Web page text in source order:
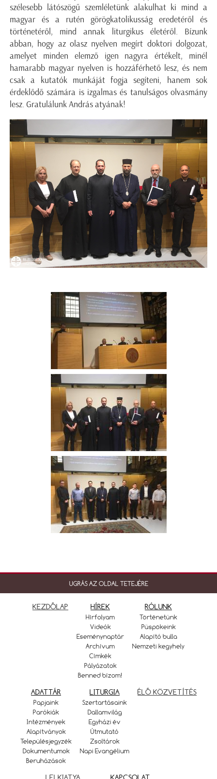
szélesebb látószögű szemléletünk alakulhat ki mind a
magyar és a rutén görögkatolikusság eredetéről és
történetéről, mind annak liturgikus életéről. Bízunk
abban, hogy az olasz nyelven megírt doktori dolgozat,
amelyet minden elemző igen nagyra értékelt, minél
hamarabb magyar nyelven is hozzáférhető lesz, és nem
csak a kutatók munkáját fogja segíteni, hanem sok
érdeklődő számára is izgalmas és tanulságos olvasmány
lesz. Gratulálunk András atyának!
UGRÁS AZ OLDAL TETEJÉRE
KEZDŐLAP HÍREK
Hírfolyam
Videók
Eseménynaptár
Archívum
Címkék
Pályázatok
Benned bízom!
RÓLUNK
Történetünk
Püspökeink
Alapító bulla
Nemzeti kegyhely
ADATTÁR
Papjaink
Parókiák
Intézmények
Alapítványok
Településjegyzék
Dokumentumok
Beruházások
LITURGIA
Szertartásaink
Dallamvilág
Egyházi év
Útmutató
Zsoltárok
Napi Evangélium
ÉLŐ KÖZVETÍTÉS